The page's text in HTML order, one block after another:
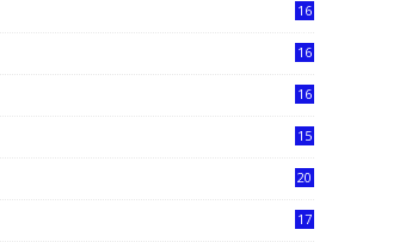
16
16
16
15
20
17